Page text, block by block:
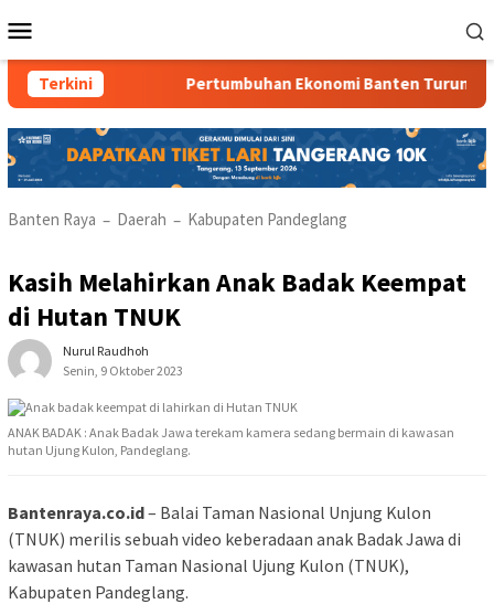
ke
kontenMobile
Terkini Pertumbuhan Ekonomi Banten Turun
Banten Raya – Daerah – Kabupaten Pandeglang
Kasih Melahirkan Anak Badak Keempat
di Hutan TNUK
Nurul Raudhoh
Senin, 9 Oktober 2023
ANAK BADAK : Anak Badak Jawa terekam kamera sedang bermain di kawasan
hutan Ujung Kulon, Pandeglang.
Bantenraya.co.id– Balai Taman Nasional Unjung Kulon
(TNUK) merilis sebuah video keberadaan anak Badak Jawa di
kawasan hutan Taman Nasional Ujung Kulon (TNUK),
Kabupaten Pandeglang.